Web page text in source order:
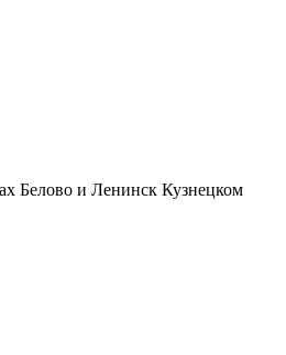
Белово и Ленинск Кузнецком